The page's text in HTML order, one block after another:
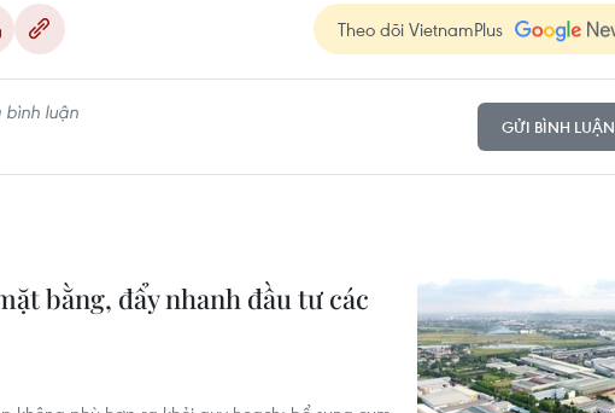
Theo dõi VietnamPlus
GỬI BÌNH LUẬN
bằng, đẩy nhanh đầu tư các